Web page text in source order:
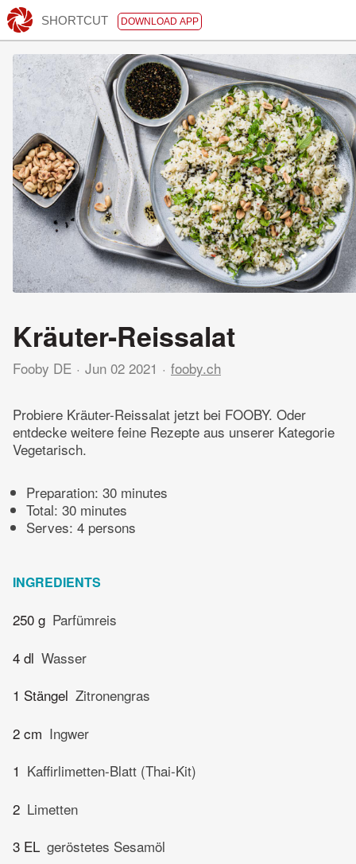
SHORTCUT DOWNLOAD APP
Kräuter-Reissalat
Fooby DE Jun 02 2021 fooby.ch
Probiere Kräuter-Reissalat jetzt bei FOOBY. Oder
entdecke weitere feine Rezepte aus unserer Kategorie
Vegetarisch.
Preparation: 30 minutes
Total: 30 minutes
Serves: 4 persons
INGREDIENTS
250 g Parfümreis
4 dl Wasser
1 Stängel Zitronengras
2 cm Ingwer
1 Kaffirlimetten-Blatt (Thai-Kit)
2 Limetten
3 EL geröstetes Sesamöl